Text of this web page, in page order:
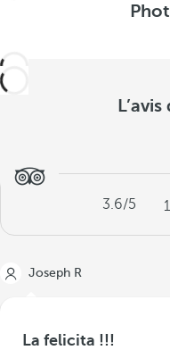
3.6/5
Joseph R
La felicita !!!